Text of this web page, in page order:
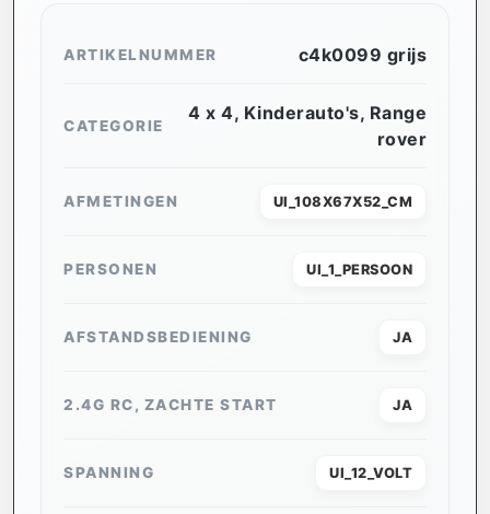
ARTIKELNUMMER c4k0099 grijs
CATEGORIE
4 x 4, Kinderauto's, Range
rover
AFMETINGEN UI_108X67X52_CM
PERSONEN UI_1_PERSOON
AFSTANDSBEDIENING JA
2.4G RC, ZACHTE START JA
SPANNING UI_12_VOLT